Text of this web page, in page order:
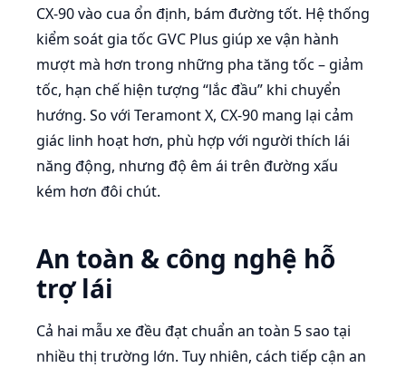
CX-90 vào cua ổn định, bám đường tốt. Hệ thống
kiểm soát gia tốc GVC Plus giúp xe vận hành
mượt mà hơn trong những pha tăng tốc – giảm
tốc, hạn chế hiện tượng “lắc đầu” khi chuyển
hướng. So với Teramont X, CX-90 mang lại cảm
giác linh hoạt hơn, phù hợp với người thích lái
năng động, nhưng độ êm ái trên đường xấu
kém hơn đôi chút.
An toàn & công nghệ hỗ
trợ lái
Cả hai mẫu xe đều đạt chuẩn an toàn 5 sao tại
nhiều thị trường lớn. Tuy nhiên, cách tiếp cận an